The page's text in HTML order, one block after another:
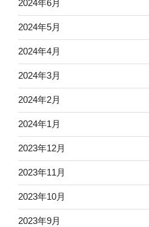
2024年6月
2024年5月
2024年4月
2024年3月
2024年2月
2024年1月
2023年12月
2023年11月
2023年10月
2023年9月